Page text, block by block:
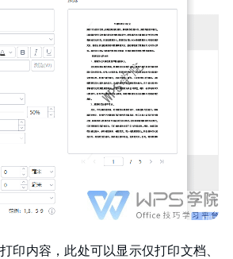
印内容，此处可以显示仅打印文档、